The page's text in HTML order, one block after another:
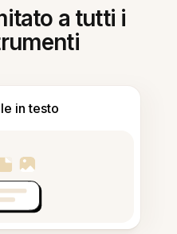
a tutti i
in testo